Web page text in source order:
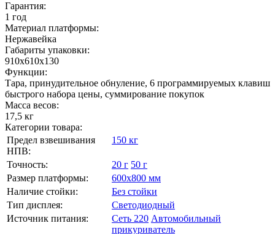
Гарантия:
1 год
Материал платформы:
Нержавейка
Габариты упаковки:
910х610х130
Функции:
Тара, принудительное обнуление, 6 программируемых клавиш
быстрого набора цены, суммирование покупок
Масса весов:
17,5 кг
Категории товара:
Предел взвешивания
НПВ:
150 кг
Точность: 20 г 50 г
Размер платформы:
600х800 мм
Наличие стойки:
Без стойки
Тип дисплея:
Светодиодный
Источник питания:
Сеть 220 Автомобильный
прикуриватель